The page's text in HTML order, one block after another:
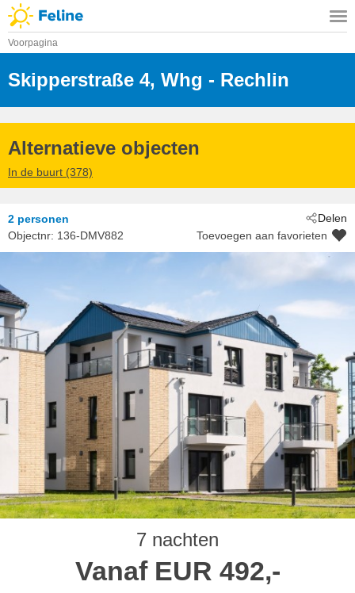
Voorpagina
Skipperstraße 4, Whg
- Rechlin/Müritz
- 17248
- Rechlin
Alternatieve objecten
In de buurt (378)
Delen
2 personen
Objectnr: 136-DMV882 Toevoegen aan favorieten
7 nachten
Vanaf EUR 492,-